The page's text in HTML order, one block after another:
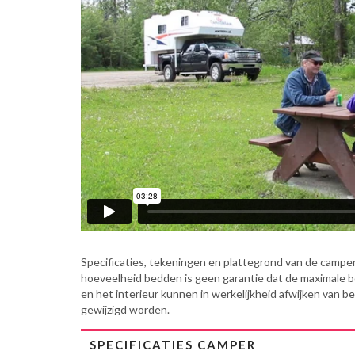
Specificaties, tekeningen en plattegrond van de
hoeveelheid bedden is geen garantie dat de
en het interieur kunnen in werkelijkheid afwijken van
gewijzigd worden.
SPECIFICATIES CAMPER